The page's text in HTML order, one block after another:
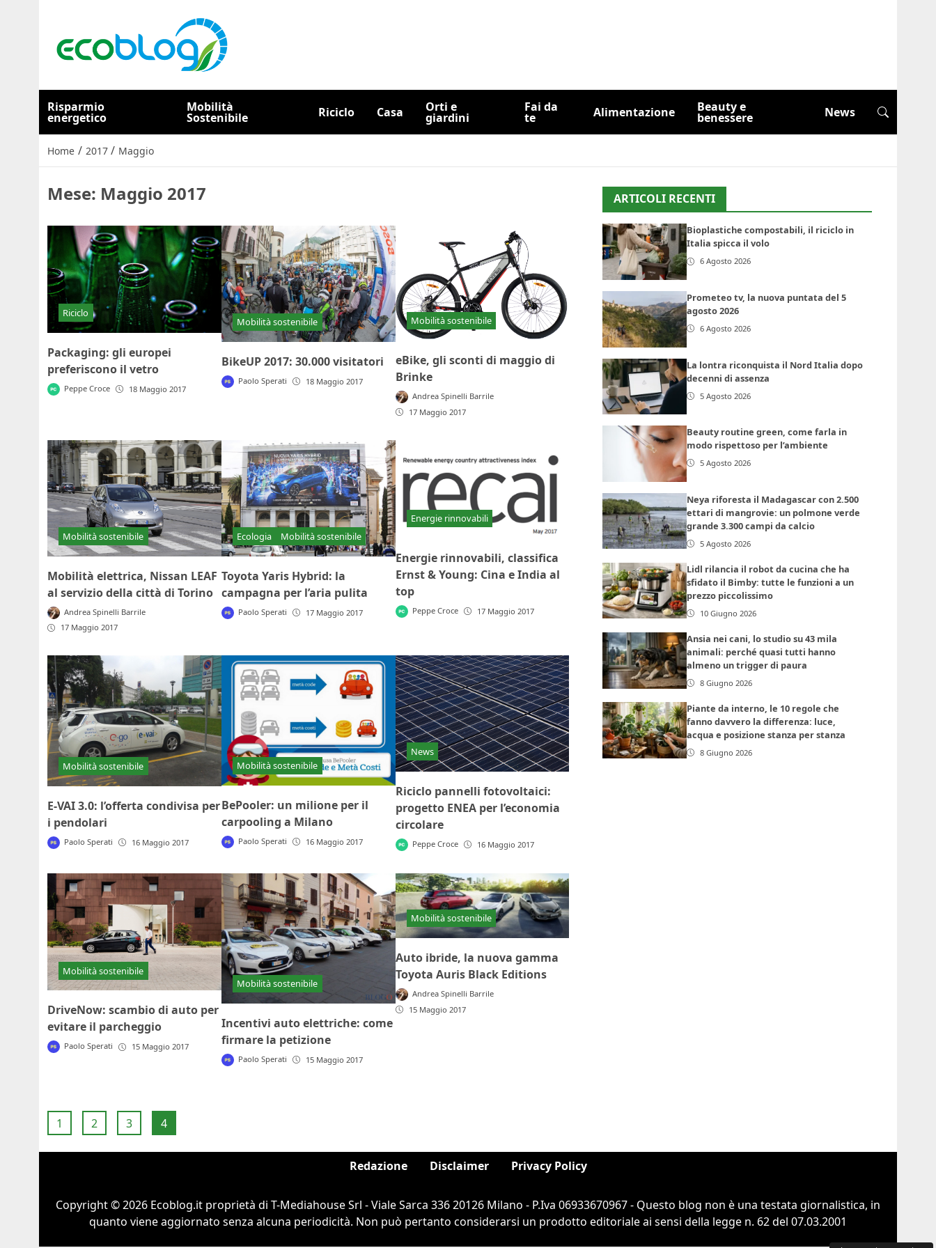
Risparmio
energetico
Mobilità
Sostenibile Riciclo Casa Orti e
giardini
Fai da
te Alimentazione Beauty e
benessere News
Home / 2017 / Maggio
Mese: Maggio 2017
Riciclo
Packaging: gli europei
preferiscono il vetro
Peppe Croce 18 Maggio 2017
Mobilità sostenibile
BikeUP 2017: 30.000 visitatori
Paolo Sperati 18 Maggio 2017
Mobilità sostenibile
eBike, gli sconti di maggio di
Brinke
Andrea Spinelli Barrile
17 Maggio 2017
Mobilità sostenibile
Mobilità elettrica, Nissan LEAF
al servizio della città di Torino
Andrea Spinelli Barrile
17 Maggio 2017
Ecologia Mobilità sostenibile
Toyota Yaris Hybrid: la
campagna per l’aria pulita
Paolo Sperati 17 Maggio 2017
Energie rinnovabili
Energie rinnovabili, classifica
Ernst & Young: Cina e India al
top
Peppe Croce 17 Maggio 2017
Mobilità sostenibile
E-VAI 3.0: l’offerta condivisa per
i pendolari
Paolo Sperati 16 Maggio 2017
Mobilità sostenibile
BePooler: un milione per il
carpooling a Milano
Paolo Sperati 16 Maggio 2017
News
Riciclo pannelli fotovoltaici:
progetto ENEA per l’economia
circolare
Peppe Croce 16 Maggio 2017
Mobilità sostenibile
DriveNow: scambio di auto per
evitare il parcheggio
Paolo Sperati 15 Maggio 2017
Mobilità sostenibile
Incentivi auto elettriche: come
firmare la petizione
Paolo Sperati 15 Maggio 2017
Mobilità sostenibile
Auto ibride, la nuova gamma
Toyota Auris Black Editions
Andrea Spinelli Barrile
15 Maggio 2017
1 2 3 4
ARTICOLI RECENTI
Bioplastiche compostabili, il riciclo in
Italia spicca il volo
6 Agosto 2026
Prometeo tv, la nuova puntata del 5
agosto 2026
6 Agosto 2026
La lontra riconquista il Nord Italia dopo
decenni di assenza
5 Agosto 2026
Beauty routine green, come farla in
modo rispettoso per l’ambiente
5 Agosto 2026
Neya riforesta il Madagascar con 2.500
ettari di mangrovie: un polmone verde
grande 3.300 campi da calcio
5 Agosto 2026
Lidl rilancia il robot da cucina che ha
sfidato il Bimby: tutte le funzioni a un
prezzo piccolissimo
10 Giugno 2026
Ansia nei cani, lo studio su 43 mila
animali: perché quasi tutti hanno
almeno un trigger di paura
8 Giugno 2026
Piante da interno, le 10 regole che
fanno davvero la differenza: luce,
acqua e posizione stanza per stanza
8 Giugno 2026
Redazione Disclaimer Privacy Policy
Copyright © 2026 Ecoblog.it proprietà di T-Mediahouse Srl - Viale Sarca 336 20126 Milano - P.Iva 06933670967 - Questo blog non è una testata giornalistica, in
quanto viene aggiornato senza alcuna periodicità. Non può pertanto considerarsi un prodotto editoriale ai sensi della legge n. 62 del 07.03.2001